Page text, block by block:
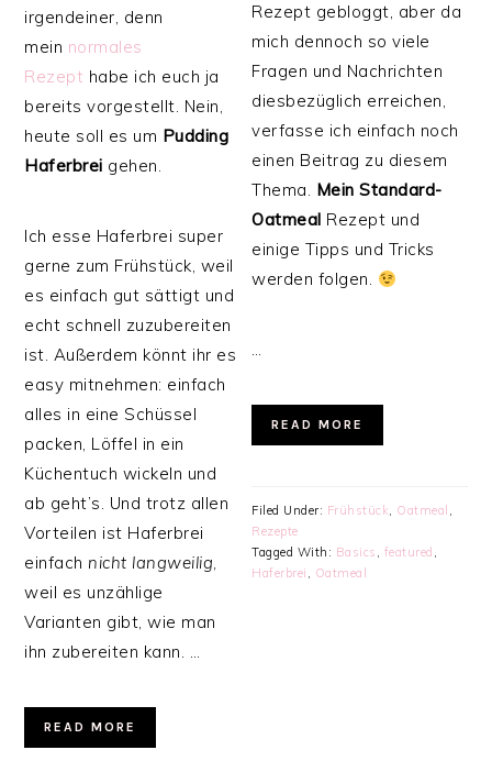
irgendeiner, denn
mein normales
Rezept habe ich euch ja
bereits vorgestellt. Nein,
heute soll es um Pudding
Haferbrei gehen.
Ich esse Haferbrei super
gerne zum Frühstück, weil
es einfach gut sättigt und
echt schnell zuzubereiten
ist. Außerdem könnt ihr es
easy mitnehmen: einfach
alles in eine Schüssel
packen, Löffel in ein
Küchentuch wickeln und
ab geht’s. Und trotz allen
Vorteilen ist Haferbrei
einfach nicht langweilig,
weil es unzählige
Varianten gibt, wie man
ihn zubereiten kann. …
READ MORE
Rezept gebloggt, aber da
mich dennoch so viele
Fragen und Nachrichten
diesbezüglich erreichen,
verfasse ich einfach noch
einen Beitrag zu diesem
Thema. Mein Standard-
Oatmeal Rezept und
einige Tipps und Tricks
werden folgen.
…
READ MORE
Filed Under: Frühstück, Oatmeal ,
Rezepte
Tagged With: Basics , featured ,
Haferbrei , Oatmeal